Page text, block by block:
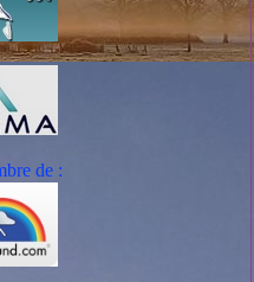
bre de :
fallu attendre 10H du
Le redoux annoncé a
par des rafales de vent du
vers 19H la barre symbolique
était remonté à 1.5°
proche du 0 avec
orange à cause du risque
mois de décembre date de
record de froid absolu